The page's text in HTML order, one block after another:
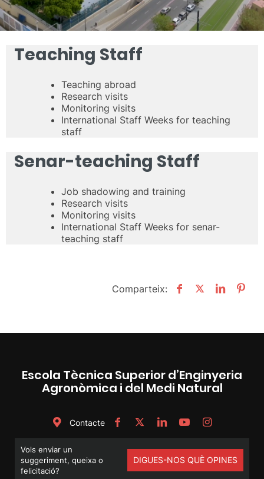
Teaching Staff
Teaching abroad
Research visits
Monitoring visits
International Staff Weeks for teaching
staff
Senar-teaching Staff
Job shadowing and training
Research visits
Monitoring visits
International Staff Weeks for senar-
teaching staff
Comparteix:
Escola Tècnica Superior d’Enginyeria
Agronòmica i del Medi Natural
Contacte
Vols enviar un
suggeriment, queixa o
felicitació?
DIGUES-NOS QUÈ OPINES